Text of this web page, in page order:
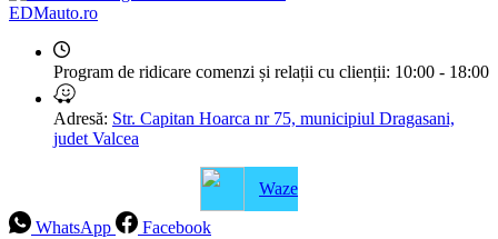
EDMauto.ro
Program de ridicare comenzi și relații cu clienții: 10:00 - 18:00
Adresă: Str. Capitan Hoarca nr 75, municipiul Dragasani,
judet Valcea
Waze
WhatsApp
Facebook